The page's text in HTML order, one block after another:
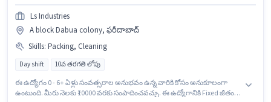
Ls Industries
A block Dabua colony, ఫరీదాబాద్
Skills: Packing, Cleaning
Day shift 10వ తరగతి లోపు
ఈ ఉద్యోగం 0 - 6+ ఏళ్లు సంవత్సరాల అనుభవం ఉన్న వారికి కోసం అనుకూలంగా
ఉంటుంది. మీరు నెలకు ₹10000 వరకు సంపాదించవచ్చు. ఈ ఉద్యోగానికి Fixed జీతం